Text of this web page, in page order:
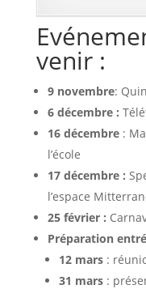
venir :
9 novembre:
6 décembre :
16 décembre:
l’école
17 décembre :
l’espace
25 février :
Préparation
12 mars:
31 mars: